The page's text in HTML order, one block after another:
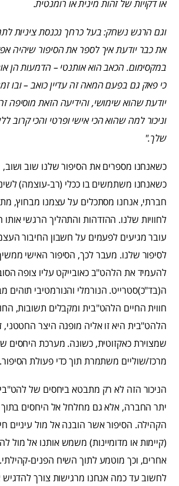
או דקויות של זהות מינית או רומנטית.
וגם הרגש נשחק: בעל כרחך נכנסת ציניות
את כבר יודעת איך לספר את הסיפור שיהיה
במקסימום. הכאב הוא אותנטי – הדמעות הן
כי פאק גם בפעם המאה זה עדיין כואב – ובו
יודעת שהוא שימושי, והידיעה הזאת מוסיפה
וניכור למה שהוא הכי אישי ופרטי והכי קרוב
שלך."
כשאנחנו מספרים את הסיפור שלנו שוב ושוב,
כשאנחנו משתמשים בו ככלי (רב-עוצמה)
חברתי, אנחנו מסתכלים על עצמנו מבחוץ,
לחוויות שלנו. ההזדהות והתהליך הרגשי
עובר מגיעים לפעמים על חשבון החיבור
לסיפור שלנו. מעבר לכך, הסיפור האישי
להעמיד את הלהט"ב כאובייקט עליו צופה
ה(בד"כ)סטרייט. הנורמלי והנורמטיבי תוהים
חווית החיים הלהט"בית ומקבלים תשובות,
הלהט"בית היא זו אליה מופנה היצר החטטני,
שמצוירת כאקזוטית, כשונה. מערכת היחסים
מרכז/שוליים משתמרת תוך כדי פעולת הסיפור.
הניכור הזה לא רק מתבטא ביחסים של
יתר החברה, אלא גם מחלחל אל היחסים בתוך
הקהילה. הסיפור אשר הובנה אל מול עיניים
(קיימות או מדומיינות) משמש אותנו אל מול
אחרים, וכך מוטמע לתוך השיח הפנים-קהילתי.
לחשוב עד כמה אנחנו מרגישות צורך